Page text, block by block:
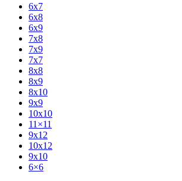
6x7
6x8
6x9
7x8
7x9
7x7
8x8
8x9
8x10
9x9
10x10
11×11
9x12
10x12
9x10
6×6